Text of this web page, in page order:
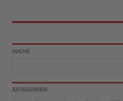
SUCHE
KATEGORIEN